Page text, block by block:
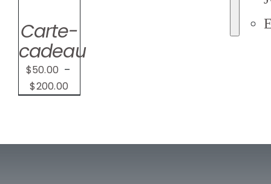
Carte-
cadeau
$50.00 –
$200.00